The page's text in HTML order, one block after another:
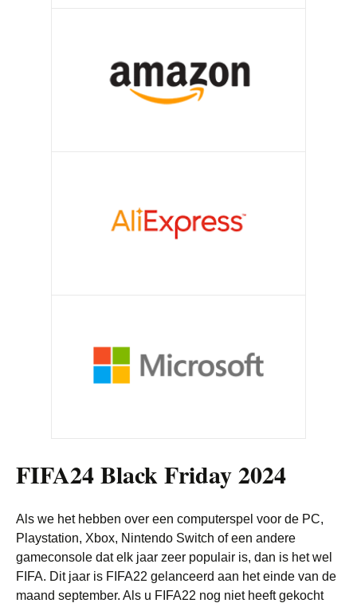
FIFA24 Black Friday 2024
Als we het hebben over een computerspel voor de PC,
Playstation, Xbox, Nintendo Switch of een andere
gameconsole dat elk jaar zeer populair is, dan is het wel
FIFA. Dit jaar is FIFA22 gelanceerd aan het einde van de
maand september. Als u FIFA22 nog niet heeft gekocht